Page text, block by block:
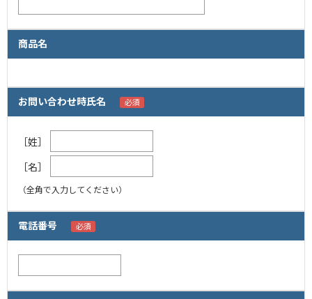
商品名
お問い合わせ時氏名
［姓］
［名］
（全角で入力してください）
電話番号